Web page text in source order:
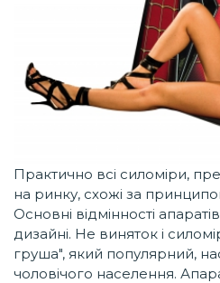
Практично всі силоміри,
на ринку, схожі за
Основні відмінності
дизайні. Не виняток і
груша", який популярний,
чоловічого населення.